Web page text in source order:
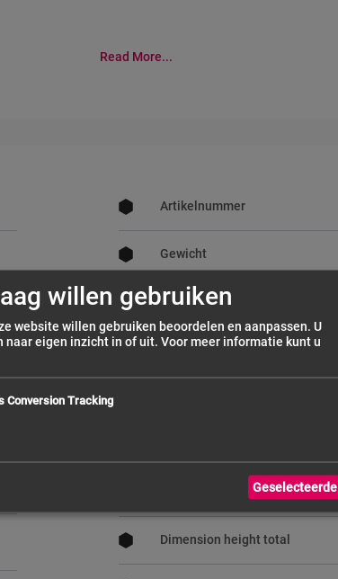
Read More...
informatieArtikelnummer
Gewicht
EAN_code
Manufacturer
Dimension depth total
Dimension height total
willen gebruiken
website willen gebruiken beoordelen en aanpassen. U
naar eigen inzicht in of uit. Voor meer informatie kunt u
Conversion Tracking
Geselecteerde